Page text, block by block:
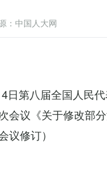
：中国人大网
日第八届全国人
会议《关于修改部
议修订）